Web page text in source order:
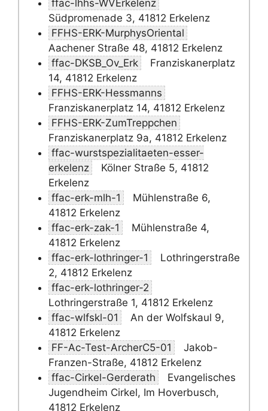
ffac-lhhs-WVErkelenz
Südpromenade 3, 41812 Erkelenz
FFHS-ERK-MurphysOriental
Aachener Straße 48, 41812 Erkelenz
ffac-DKSB_Ov_Erk
Franziskanerplatz
14, 41812 Erkelenz
FFHS-ERK-Hessmanns
Franziskanerplatz 14, 41812 Erkelenz
FFHS-ERK-ZumTreppchen
Franziskanerplatz 9a, 41812 Erkelenz
ffac-wurstspezialitaeten-esser-
erkelenz
Kölner Straße 5, 41812
Erkelenz
ffac-erk-mlh-1
Mühlenstraße 6,
41812 Erkelenz
ffac-erk-zak-1
Mühlenstraße 4,
41812 Erkelenz
ffac-erk-lothringer-1
Lothringerstraße
2, 41812 Erkelenz
ffac-erk-lothringer-2
Lothringerstraße 1, 41812 Erkelenz
ffac-wlfskl-01
An der Wolfskaul 9,
41812 Erkelenz
FF-Ac-Test-ArcherC5-01
Jakob-
Franzen-Straße, 41812 Erkelenz
ffac-Cirkel-Gerderath
Evangelisches
Jugendheim Cirkel, Im Hoverbusch,
41812 Erkelenz